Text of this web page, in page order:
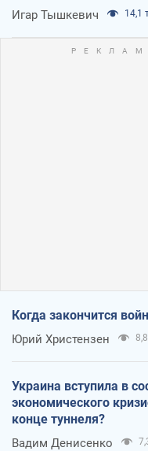
Игар Тышкевич 14,1
Когда закончится
Юрий Христензен 8,8
Украина вступила в
экономического
конце туннеля?
Вадим Денисенко